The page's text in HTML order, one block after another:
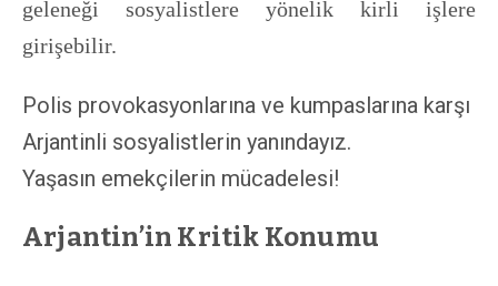
geleneği sosyalistlere yönelik kirli işlere
girişebilir.
Polis provokasyonlarına ve kumpaslarına karşı
Arjantinli sosyalistlerin yanındayız.
Yaşasın emekçilerin mücadelesi!
Arjantin’in Kritik Konumu